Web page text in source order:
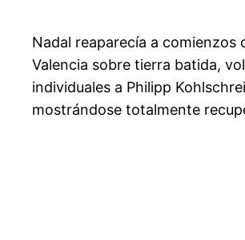
Nadal reaparecía a
Valencia sobre tierra batida,
individuales a Philipp
mostrándose totalmente